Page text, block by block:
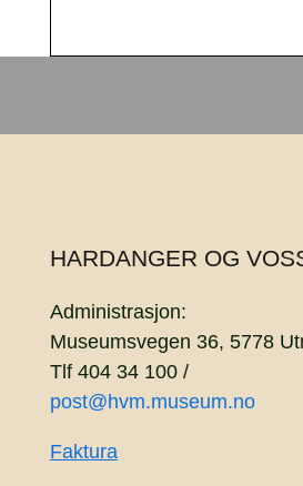
HARDANGER OG
Administrasjon:
Museumsvegen 36, 5778
Tlf 404 34 100 /
post@hvm.museum.no
Faktura